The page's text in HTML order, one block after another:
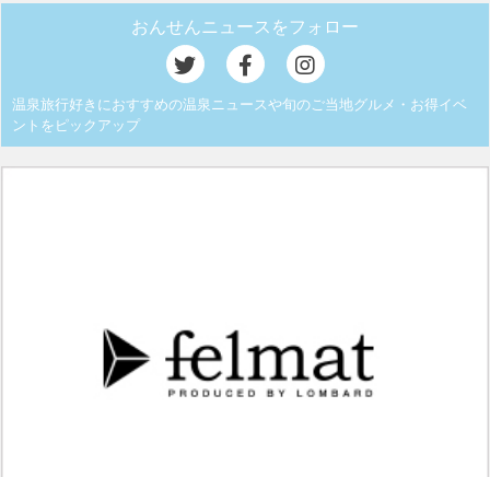
おんせんニュースをフォロー
温泉旅行好きにおすすめの温泉ニュースや旬のご当地グルメ・お得イベ
ントをピックアップ